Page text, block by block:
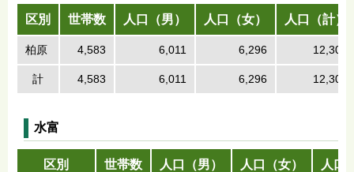
区別 世帯数 人口（男） 人口（女） 人口（計）
柏原 4,583 6,011 6,296 12,307
計 4,583 6,011 6,296 12,307
水富
区別 世帯数 人口（男） 人口（女） 人口